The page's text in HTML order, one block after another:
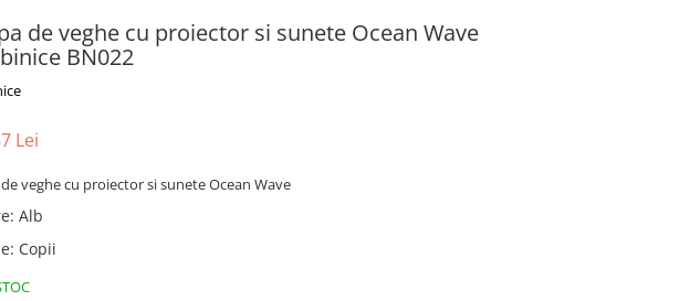
de veghe cu proiector si sunete Ocean Wave
BN022
Lei
veghe cu proiector si sunete Ocean Wave
: Alb
: Copii